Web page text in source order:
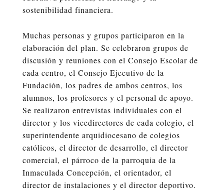
sostenibilidad financiera.
Muchas personas y grupos participaron en la
elaboración del plan. Se celebraron grupos de
discusión y reuniones con el Consejo Escolar de
cada centro, el Consejo Ejecutivo de la
Fundación, los padres de ambos centros, los
alumnos, los profesores y el personal de apoyo.
Se realizaron entrevistas individuales con el
director y los vicedirectores de cada colegio, el
superintendente arquidiocesano de colegios
católicos, el director de desarrollo, el director
comercial, el párroco de la parroquia de la
Inmaculada Concepción, el orientador, el
director de instalaciones y el director deportivo.